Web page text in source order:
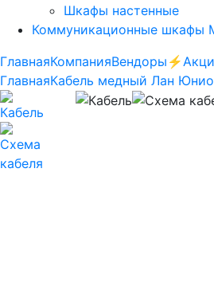
Шкафы настенные
Коммуникационные шкафы
ГлавнаяКомпанияВендоры
ГлавнаяКабель медный Лан